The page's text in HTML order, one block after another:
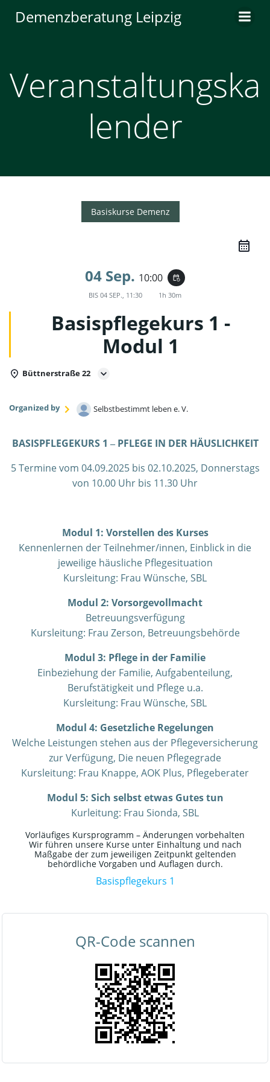
Inhalt
Demenzberatung Leipzig
Veranstaltungska
lender
Basiskurse Demenz
04 Sep. 10:00 event_repeat
BIS 04 SEP., 11:30 1h 30m
Basispflegekurs 1 -
Modul 1
Büttnerstraße 22
Organized by Selbstbestimmt leben e. V.
BASISPFLEGEKURS 1 ‒ PFLEGE IN DER HÄUSLICHKEIT
5 Termine vom 04.09.2025 bis 02.10.2025, Donnerstags
von 10.00 Uhr bis 11.30 Uhr
Modul 1: Vorstellen des Kurses
Kennenlernen der Teilnehmer/innen, Einblick in die
jeweilige häusliche Pflegesituation
Kursleitung: Frau Wünsche, SBL
Modul 2: Vorsorgevollmacht
Betreuungsverfügung
Kursleitung: Frau Zerson, Betreuungsbehörde
Modul 3: Pflege in der Familie
Einbeziehung der Familie, Aufgabenteilung,
Berufstätigkeit und Pflege u.a.
Kursleitung: Frau Wünsche, SBL
Modul 4: Gesetzliche Regelungen
Welche Leistungen stehen aus der Pflegeversicherung
zur Verfügung, Die neuen Pflegegrade
Kursleitung: Frau Knappe, AOK Plus, Pflegeberater
Modul 5: Sich selbst etwas Gutes tun
Kurleitung: Frau Sionda, SBL
Vorläufiges Kursprogramm – Änderungen vorbehalten
Wir führen unsere Kurse unter Einhaltung und nach
Maßgabe der zum jeweiligen Zeitpunkt geltenden
behördliche Vorgaben und Auflagen durch.
Basispflegekurs 1
QR-Code scannen